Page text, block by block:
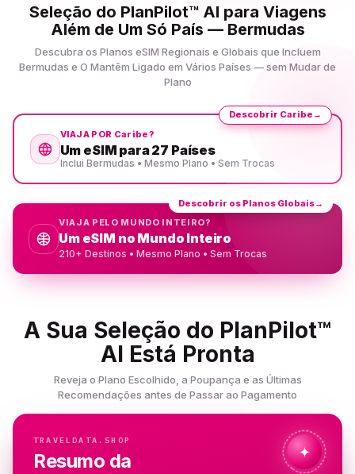
Seleção do PlanPilot™ AI para Viagens
Além de Um Só País — Bermudas
Descubra os Planos eSIM Regionais e Globais que Incluem
Bermudas e O Mantêm Ligado em Vários Países — sem Mudar de
Plano
VIAJA POR Caribe?
Um eSIM para 27 Países
Inclui Bermudas • Mesmo Plano • Sem Trocas
Descobrir Caribe →
VIAJA PELO MUNDO INTEIRO?
Um eSIM no Mundo Inteiro
210+ Destinos • Mesmo Plano • Sem Trocas
Descobrir os Planos Globais→
A Sua Seleção do PlanPilot™
AI Está Pronta
Reveja o Plano Escolhido, a Poupança e as Últimas
Recomendações antes de Passar ao Pagamento
TRAVELDATA.SHOP
Resumo da
✦